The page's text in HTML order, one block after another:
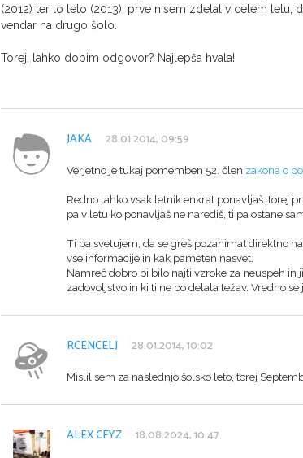
(2012) ter to leto (2013), prve nisem zdelal v celem letu,
vendar na drugo šolo.
Torej, lahko dobim odgovor? Najlepša hvala!
JAKA 28.01.2014, 09:59
Verjetno je tukaj pomemben 52. člen zakona o
Redno lahko vsak letnik enkrat ponavljaš. torej
pa v letu ko ponavljaš ne narediš, ti pa ostane
Ti pa svetujem, da se greš pozanimat direktno
vse informacije in kak pameten nasvet.
Namreč dobro bi bilo najti vzroke za neuspeh in
zadovoljstvo in ki ti ne bo delala težav. Vredno
RCENCELJ 28.01.2014, 10:02
Mislil sem za naslednjo šolsko leto, torej
ALEX CFYZ 18.08.2024, 10:47